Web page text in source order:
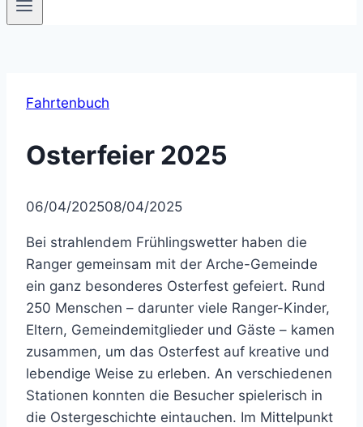
Fahrtenbuch
Osterfeier 2025
06/04/202508/04/2025
Bei strahlendem Frühlingswetter haben die
Ranger gemeinsam mit der Arche-Gemeinde
ein ganz besonderes Osterfest gefeiert. Rund
250 Menschen – darunter viele Ranger-Kinder,
Eltern, Gemeindemitglieder und Gäste – kamen
zusammen, um das Osterfest auf kreative und
lebendige Weise zu erleben. An verschiedenen
Stationen konnten die Besucher spielerisch in
die Ostergeschichte eintauchen. Im Mittelpunkt